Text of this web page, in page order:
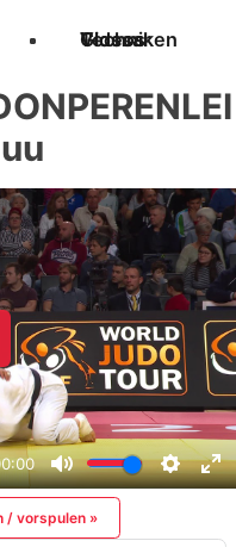
Techniken
Videos
Glossar
/ vorspulen »